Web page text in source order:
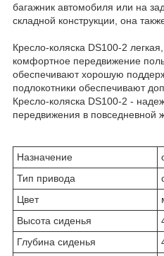
багажник автомобиля или на
складной конструкции, она
Кресло-коляска DS100-2
комфортное передвижение
обеспечивают хорошую
подлокотники обеспечивают
Кресло-коляска DS100-2 -
передвижения в повседневной
Назначение
Тип привода
Цвет
Высота сиденья
Глубина сиденья